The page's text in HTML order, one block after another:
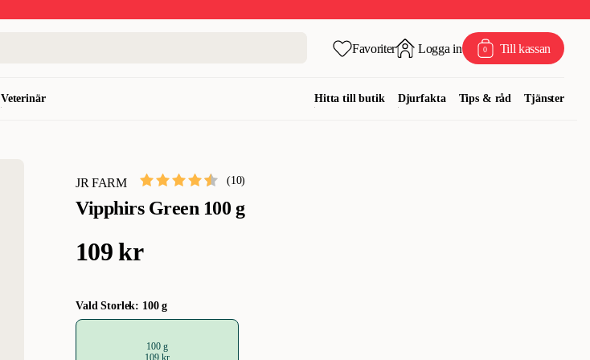
Favoriter Logga in 0 Till kassan
Veterinär Hitta till butik Djurfakta Tips & råd Tjänster
JR FARM
Vipphirs Green 100 g
(10)
109 kr
Vald Storlek: 100 g
100 g
109 kr